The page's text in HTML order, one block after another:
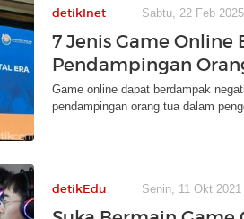
detikInet Sabtu, 22 Feb
7 Jenis Game Online
Pendampingan
Game online dapat berdampak
pendampingan orang tua dalam
detikEdu Senin, 11 Okt